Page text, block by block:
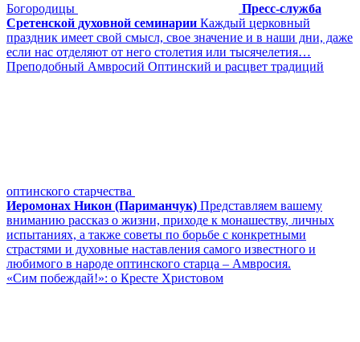
Богородицы
Пресс-служба
Сретенской духовной семинарии Каждый церковный
праздник имеет свой смысл, свое значение и в наши дни, даже
если нас отделяют от него столетия или тысячелетия…
Преподобный Амвросий Оптинский и расцвет традиций
оптинского старчества
Иеромонах Никон (Париманчук) Представляем вашему
вниманию рассказ о жизни, приходе к монашеству, личных
испытаниях, а также советы по борьбе с конкретными
страстями и духовные наставления самого известного и
любимого в народе оптинского старца – Амвросия.
«Сим побеждай!»: о Кресте Христовом